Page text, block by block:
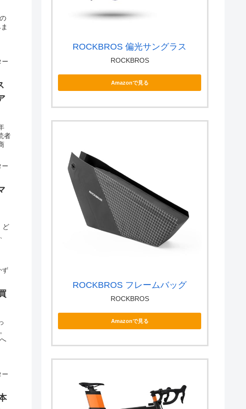
ー
者
ー
ど
ず
ー
ROCKBROS 偏光サングラス
ROCKBROS
Amazonで見る
ROCKBROS フレームバッグ
ROCKBROS
Amazonで見る